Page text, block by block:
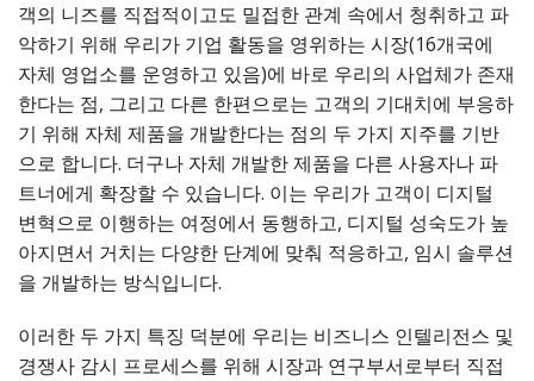
객의 니즈를 직접적이고도 밀접한 관계 속에서 청취하고 파
악하기 위해 우리가 기업 활동을 영위하는 시장(16개국에
자체 영업소를 운영하고 있음)에 바로 우리의 사업체가 존재
한다는 점, 그리고 다른 한편으로는 고객의 기대치에 부응하
기 위해 자체 제품을 개발한다는 점의 두 가지 지주를 기반
으로 합니다. 더구나 자체 개발한 제품을 다른 사용자나 파
트너에게 확장할 수 있습니다. 이는 우리가 고객이 디지털
변혁으로 이행하는 여정에서 동행하고, 디지털 성숙도가 높
아지면서 거치는 다양한 단계에 맞춰 적응하고, 임시 솔루션
을 개발하는 방식입니다.
이러한 두 가지 특징 덕분에 우리는 비즈니스 인텔리전스 및
경쟁사 감시 프로세스를 위해 시장과 연구부서로부터 직접